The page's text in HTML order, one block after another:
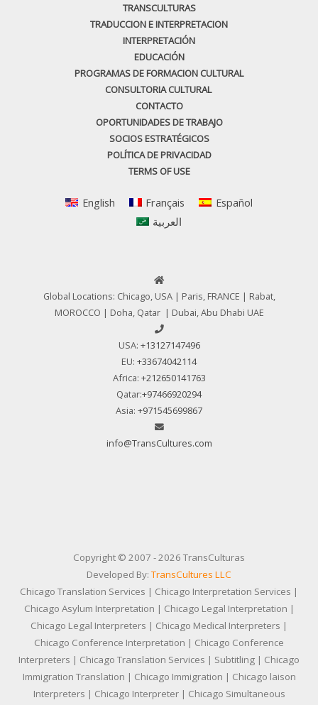
TRANSCULTURAS
TRADUCCION E INTERPRETACION
INTERPRETACIÓN
EDUCACIÓN
PROGRAMAS DE FORMACION CULTURAL
CONSULTORIA CULTURAL
CONTACTO
OPORTUNIDADES DE TRABAJO
SOCIOS ESTRATÉGICOS
POLÍTICA DE PRIVACIDAD
TERMS OF USE
English Français
Español
العربية
Global Locations: Chicago, USA | Paris, FRANCE | Rabat,
MOROCCO | Doha, Qatar | Dubai, Abu Dhabi UAE
USA: +13127147496
EU: +33674042114
Africa: +212650141763
Qatar:+97466920294
Asia: +971545699867
info@TransCultures.com
Copyright © 2007 - 2026 TransCulturas
Developed By:TransCultures LLC
Chicago Translation Services | Chicago Interpretation Services |
Chicago Asylum Interpretation | Chicago Legal Interpretation |
Chicago Legal Interpreters | Chicago Medical Interpreters |
Chicago Conference Interpretation | Chicago Conference
Interpreters | Chicago Translation Services | Subtitling | Chicago
Immigration Translation | Chicago Immigration | Chicago laison
Interpreters | Chicago Interpreter | Chicago Simultaneous